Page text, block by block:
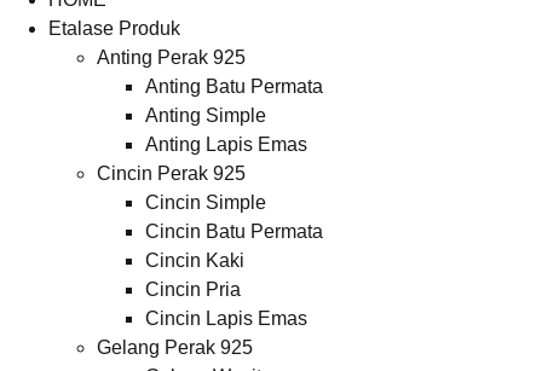
Etalase Produk
Anting Perak 925
Anting Batu Permata
Anting Simple
Anting Lapis Emas
Cincin Perak 925
Cincin Simple
Cincin Batu Permata
Cincin Kaki
Cincin Pria
Cincin Lapis Emas
Gelang Perak 925